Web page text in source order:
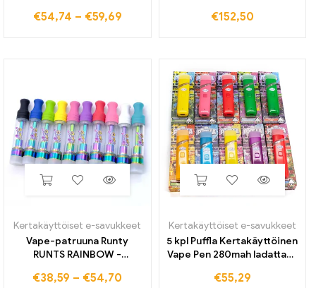
säiliöllä elektronisella
€54,74 – €59,69
jännite akku älykärryille
€152,50
Kertakäyttöiset e-savukkeet
Vape-patruuna Runty
RUNTS RAINBOW -
sumutin 510 Lankakärryt
€38,59 – €54,70
Kertakäyttöiset e-savukkeet
5 kpl Puffla Kertakäyttöinen
Vape Pen 280mah ladattava
keraaminen kela
€55,29